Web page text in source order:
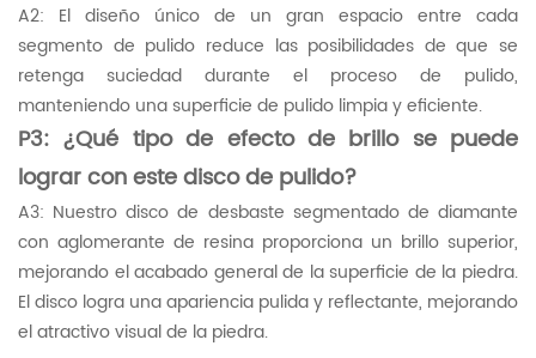
A2: El diseño único de un gran espacio entre cada
segmento de pulido reduce las posibilidades de que se
retenga suciedad durante el proceso de pulido,
manteniendo una superficie de pulido limpia y eficiente.
P3: ¿Qué tipo de efecto de brillo se puede
lograr con este disco de pulido?
A3: Nuestro disco de desbaste segmentado de diamante
con aglomerante de resina proporciona un brillo superior,
mejorando el acabado general de la superficie de la piedra.
El disco logra una apariencia pulida y reflectante, mejorando
el atractivo visual de la piedra.